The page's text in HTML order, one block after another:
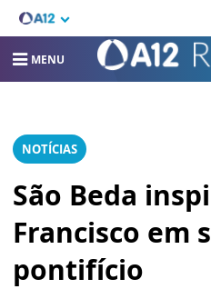
MENU
NOTÍCIAS
São Beda
Francisco em
pontifício